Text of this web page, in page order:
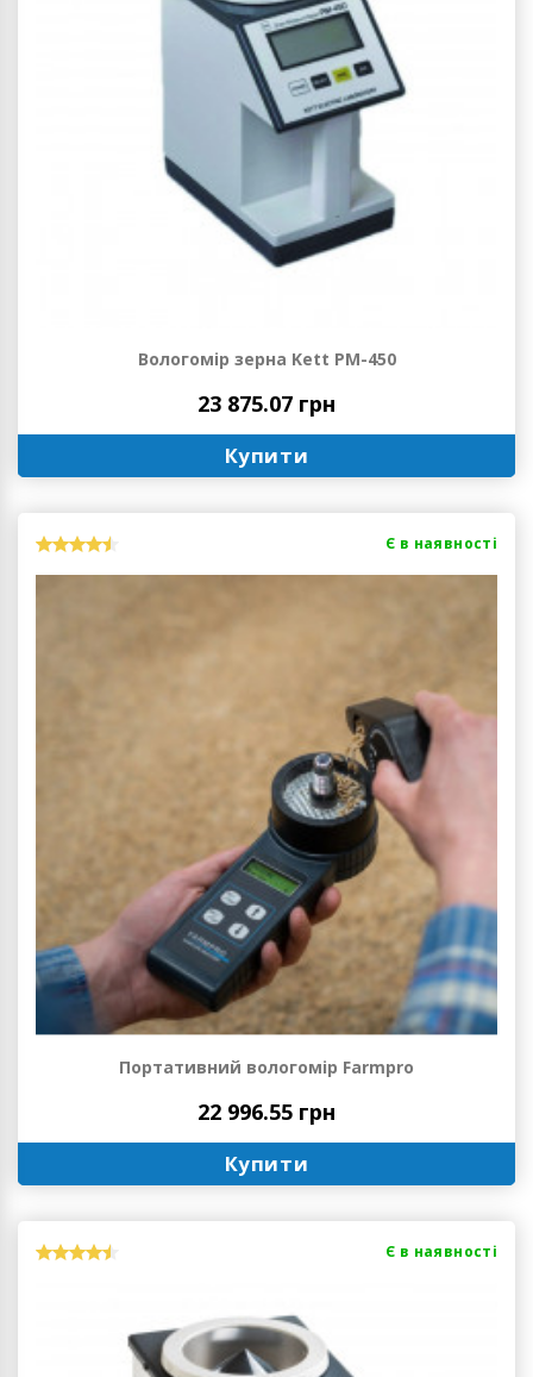
Вологомір зерна Kett РМ-450
23 875.07 грн
Купити
Є в наявності
Портативний вологомір Farmpro
22 996.55 грн
Купити
Є в наявності